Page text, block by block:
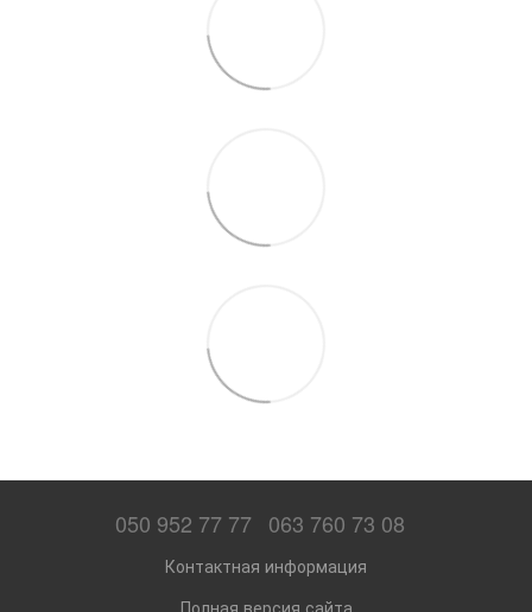
050 952 77 77 063 760 73 08
Контактная информация
Полная версия сайта